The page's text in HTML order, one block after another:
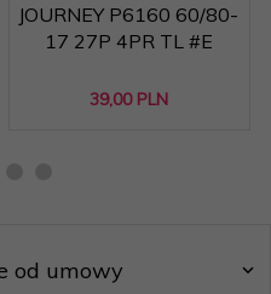
JOURNEY P6160 60/80-
17 27P 4PR TL #E
39,00 PLN
od umowy